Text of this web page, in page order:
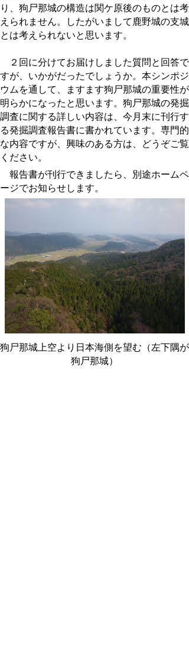
り、狗尸那城の構造は関ケ原後のものとは考
えられません。したがいまして鹿野城の支城
とは考えられないと思います。
２回に分けてお届けしました質問と回答で
すが、いかがだったでしょうか。本シンポジ
ウムを通して、ますます狗尸那城の重要性が
明らかになったと思います。狗尸那城の発掘
調査に関する詳しい内容は、今月末に刊行す
る発掘調査報告書に書かれています。専門的
な内容ですが、興味のある方は、どうぞご覧
ください。
報告書が刊行できましたら、別途ホームペ
ージでお知らせします。
狗尸那城上空より日本海側を望む（左下隅が
狗尸那城）